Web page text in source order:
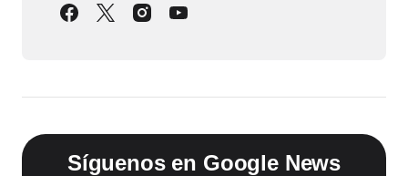
Síguenos en Google News